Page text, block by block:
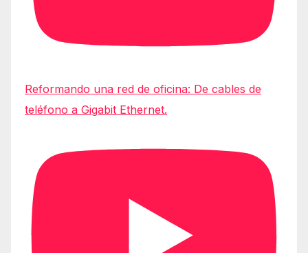
Reformando una red de oficina: De cables de
teléfono a Gigabit Ethernet.